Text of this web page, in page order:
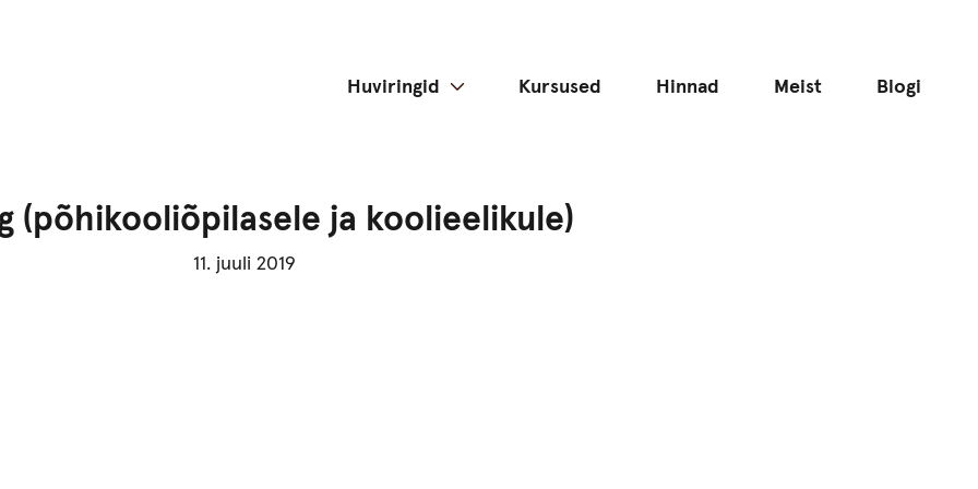
Huviringid Kursused Hinnad Meist Blogi
(põhikooliõpilasele ja koolieelikule)
11. juuli 2019